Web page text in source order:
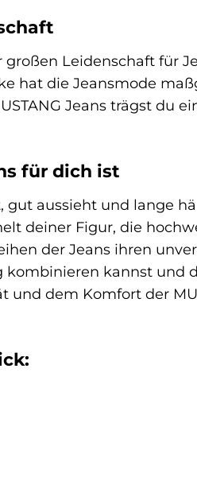
Leidenschaft für
hat die Jeansmode
Jeans trägst du
für dich ist
aussieht und lange
deiner Figur, die
der Jeans ihren
kombinieren kannst und
und dem Komfort der